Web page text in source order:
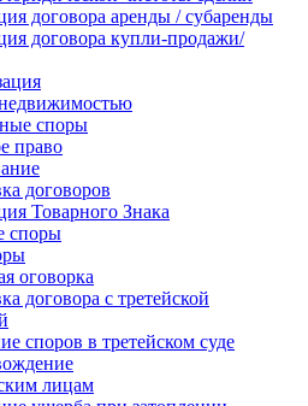
договора аренды / субаренды
договора купли-продажи/
споры
право
договоров
Товарного Знака
споры
оговорка
договора с третейской
споров в третейском суде
лицам